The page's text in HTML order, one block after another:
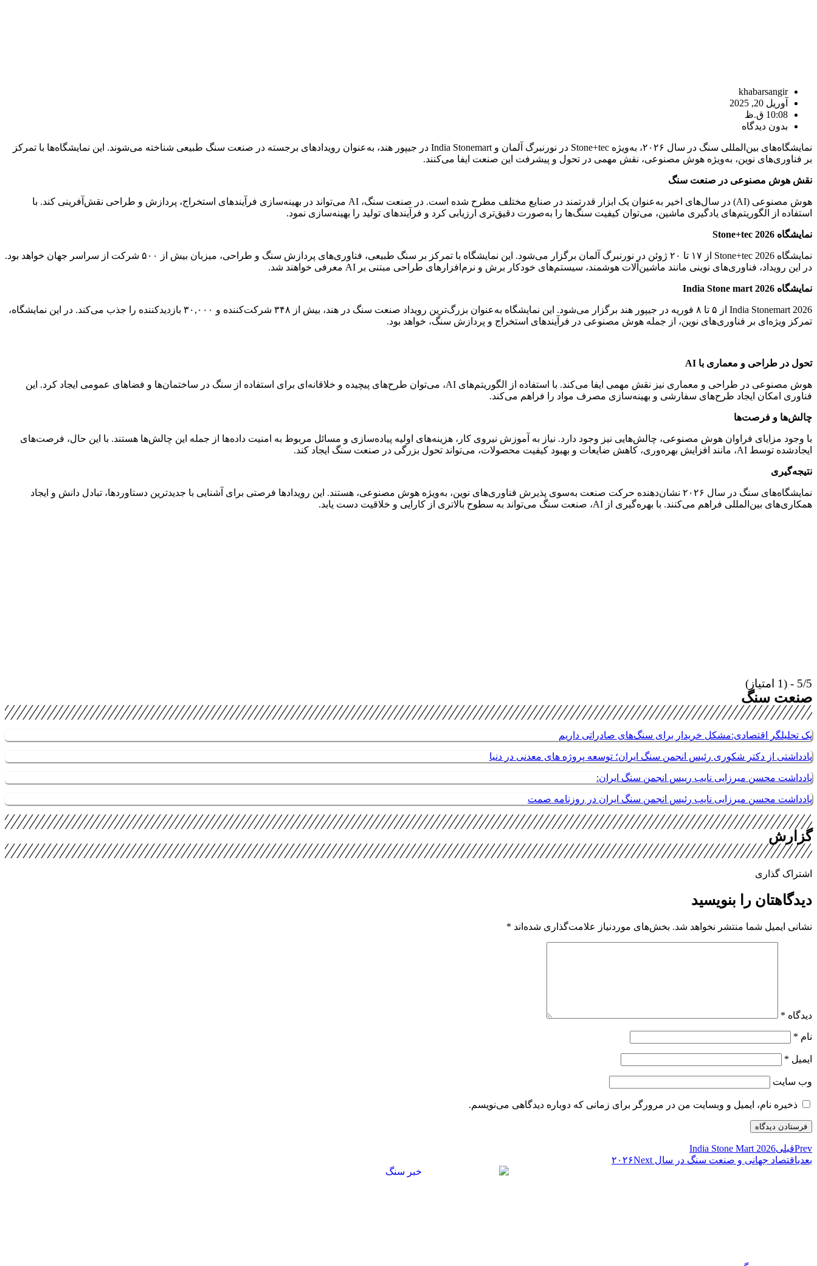
khabarsangir
آوریل 20, 2025
10:08 ق.ظ
بدون دیدگاه
نمایشگاه‌های بین‌المللی سنگ در سال ۲۰۲۶، به‌ویژه Stone+tec در نورنبرگ آلمان و India Stonemart در جیپور هند، به‌عنوان رویدادهای برجسته در صنعت سنگ طبیعی شناخته می‌شوند. این نمایشگاه‌ها با تمرکز
بر فناوری‌های نوین، به‌ویژه هوش مصنوعی، نقش مهمی در تحول و پیشرفت این صنعت ایفا می‌کنند.
نقش هوش مصنوعی در صنعت سنگ
هوش مصنوعی (AI) در سال‌های اخیر به‌عنوان یک ابزار قدرتمند در صنایع مختلف مطرح شده است. در صنعت سنگ، AI می‌تواند در بهینه‌سازی فرآیندهای استخراج، پردازش و طراحی نقش‌آفرینی کند. با
استفاده از الگوریتم‌های یادگیری ماشین، می‌توان کیفیت سنگ‌ها را به‌صورت دقیق‌تری ارزیابی کرد و فرآیندهای تولید را بهینه‌سازی نمود.
نمایشگاه Stone+tec 2026
نمایشگاه Stone+tec 2026 از ۱۷ تا ۲۰ ژوئن در نورنبرگ آلمان برگزار می‌شود. این نمایشگاه با تمرکز بر سنگ طبیعی، فناوری‌های پردازش سنگ و طراحی، میزبان بیش از ۵۰۰ شرکت از سراسر جهان خواهد بود.
در این رویداد، فناوری‌های نوینی مانند ماشین‌آلات هوشمند، سیستم‌های خودکار برش و نرم‌افزارهای طراحی مبتنی بر AI معرفی خواهند شد.
نمایشگاه India Stone mart 2026
India Stonemart 2026 از ۵ تا ۸ فوریه در جیپور هند برگزار می‌شود. این نمایشگاه به‌عنوان بزرگ‌ترین رویداد صنعت سنگ در هند، بیش از ۳۴۸ شرکت‌کننده و ۳۰,۰۰۰ بازدیدکننده را جذب می‌کند. در این نمایشگاه،
تمرکز ویژه‌ای بر فناوری‌های نوین، از جمله هوش مصنوعی در فرآیندهای استخراج و پردازش سنگ، خواهد بود.
تحول در طراحی و معماری با AI
هوش مصنوعی در طراحی و معماری نیز نقش مهمی ایفا می‌کند. با استفاده از الگوریتم‌های AI، می‌توان طرح‌های پیچیده و خلاقانه‌ای برای استفاده از سنگ در ساختمان‌ها و فضاهای عمومی ایجاد کرد. این
فناوری امکان ایجاد طرح‌های سفارشی و بهینه‌سازی مصرف مواد را فراهم می‌کند.
چالش‌ها و فرصت‌ها
با وجود مزایای فراوان هوش مصنوعی، چالش‌هایی نیز وجود دارد. نیاز به آموزش نیروی کار، هزینه‌های اولیه پیاده‌سازی و مسائل مربوط به امنیت داده‌ها از جمله این چالش‌ها هستند. با این حال، فرصت‌های
ایجادشده توسط AI، مانند افزایش بهره‌وری، کاهش ضایعات و بهبود کیفیت محصولات، می‌تواند تحول بزرگی در صنعت سنگ ایجاد کند.
نتیجه‌گیری
نمایشگاه‌های سنگ در سال ۲۰۲۶ نشان‌دهنده حرکت صنعت به‌سوی پذیرش فناوری‌های نوین، به‌ویژه هوش مصنوعی، هستند. این رویدادها فرصتی برای آشنایی با جدیدترین دستاوردها، تبادل دانش و ایجاد
همکاری‌های بین‌المللی فراهم می‌کنند. با بهره‌گیری از AI، صنعت سنگ می‌تواند به سطوح بالاتری از کارایی و خلاقیت دست یابد.
5/5 - (1 امتیاز)
صنعت سنگ
یک تحلیلگر اقتصادی:مشکل خریدار برای سنگ‌های صادراتی داریم
یادداشتی از دکتر شکوری رئیس انجمن سنگ ایران؛ توسعه پروژه های معدنی در دنیا
یادداشت محسن میرزایی نایب رییس انجمن سنگ ایران:
یادداشت محسن میرزایی نایب رئیس انجمن سنگ ایران در روزنامه صمت
گزارش
اشتراک گذاری
دیدگاهتان را بنویسید
نشانی ایمیل شما منتشر نخواهد شد. بخش‌های موردنیاز علامت‌گذاری شده‌اند *
دیدگاه *
نام *
ایمیل *
وب‌ سایت
ذخیره نام، ایمیل و وبسایت من در مرورگر برای زمانی که دوباره دیدگاهی می‌نویسم.
PrevقبلیIndia Stone Mart 2026
بعدیاقتصاد جهانی و صنعت سنگ در سال ۲۰۲۶ Next